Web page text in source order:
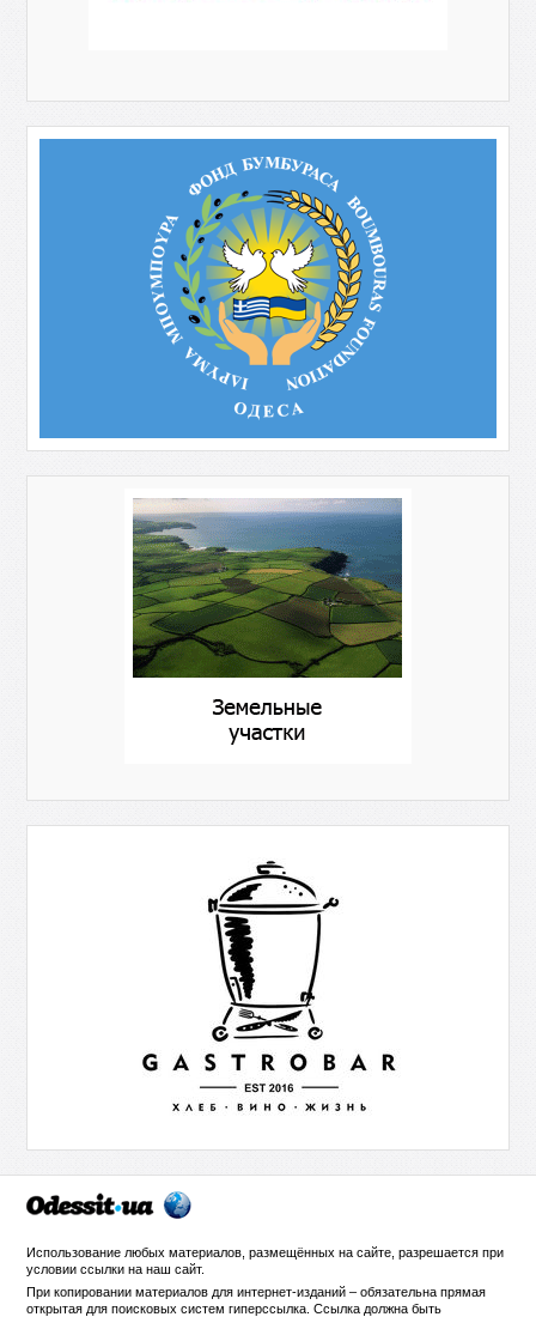
Использование любых материалов, размещённых на сайте, разрешается при
условии ссылки нанаш сайт.
При копировании материалов для интернет-изданий – обязательна прямая
открытая для поисковых систем гиперссылка. Ссылка должна быть